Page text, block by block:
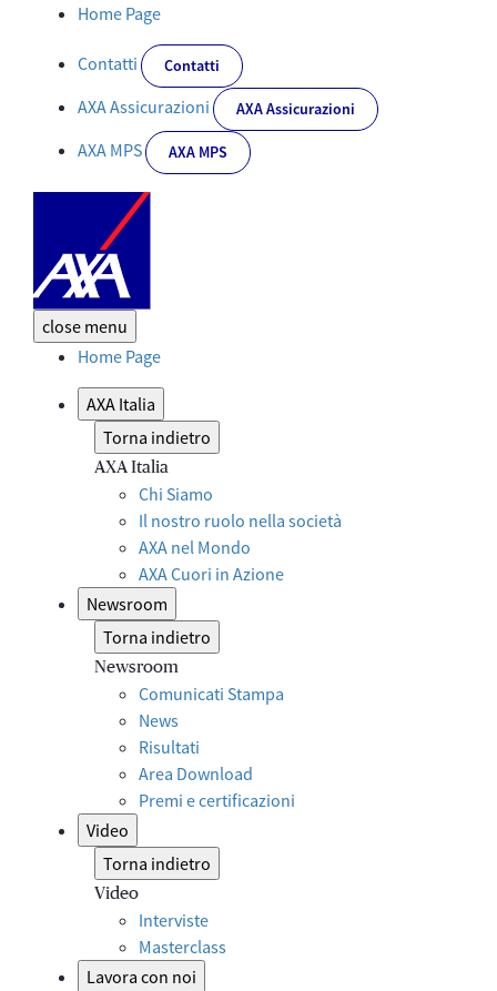
AXA Italia e Fondazione Una Nessuna Centomila: con Fiorella
Home Page
Contatti Contatti
AXA Assicurazioni AXA Assicurazioni
AXA MPS AXA MPS
close menu
Home Page
AXA Italia
Torna indietro
AXA Italia
Chi Siamo
Il nostro ruolo nella società
AXA nel Mondo
AXA Cuori in Azione
Newsroom
Torna indietro
Newsroom
Comunicati Stampa
News
Risultati
Area Download
Premi e certificazioni
Video
Torna indietro
Video
Interviste
Masterclass
Lavora con noi